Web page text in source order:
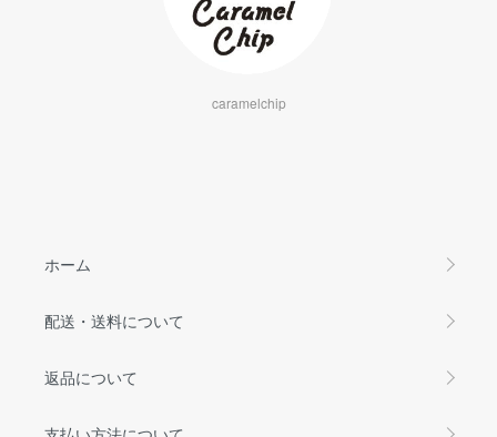
caramelchip
ホーム
配送・送料について
返品について